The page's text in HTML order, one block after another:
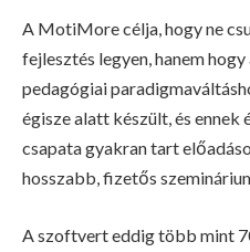
A MotiMore célja, hogy ne
fejlesztés legyen, hanem
pedagógiai
égisze alatt készült, és
csapata gyakran tart
hosszabb, fizetős
A szoftvert eddig több mint